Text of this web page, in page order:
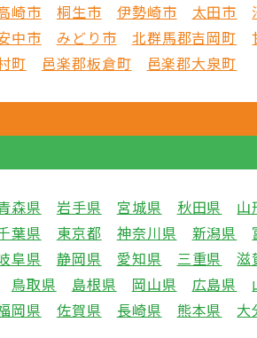
崎市 桐生市 伊勢崎市 太田市
中市 みどり市 北群馬郡吉岡町
町
邑楽郡板倉町 邑楽郡大泉町
森県 岩手県 宮城県 秋田県 山
葉県 東京都 神奈川県 新潟県
阜県 静岡県 愛知県 三重県 滋
鳥取県 島根県 岡山県 広島県
岡県 佐賀県 長崎県 熊本県 大